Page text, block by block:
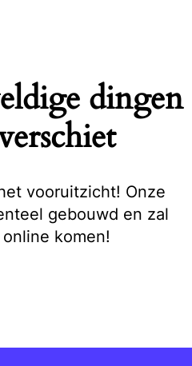
dingen
vooruitzicht! Onze
gebouwd en zal
komen!